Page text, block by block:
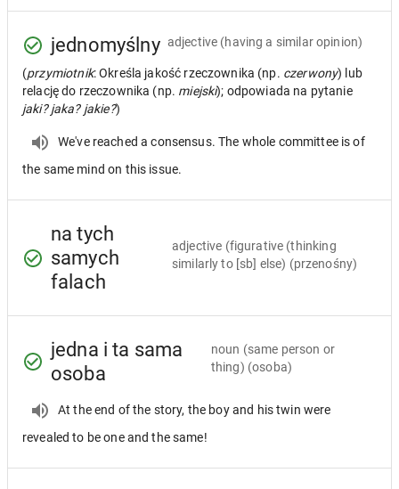
jednomyślny adjective (having a similar opinion)
(przymiotnik: Określa jakość rzeczownika (np. czerwony) lub
relację do rzeczownika (np. miejski); odpowiada na pytanie
jaki? jaka? jakie?)
We've reached a consensus. The whole committee is of
the same mind on this issue.
na tych
samych
falach
adjective (figurative (thinking
similarly to [sb] else) (przenośny)
jedna i ta sama
osoba
noun (same person or
thing) (osoba)
At the end of the story, the boy and his twin were
revealed to be one and the same!